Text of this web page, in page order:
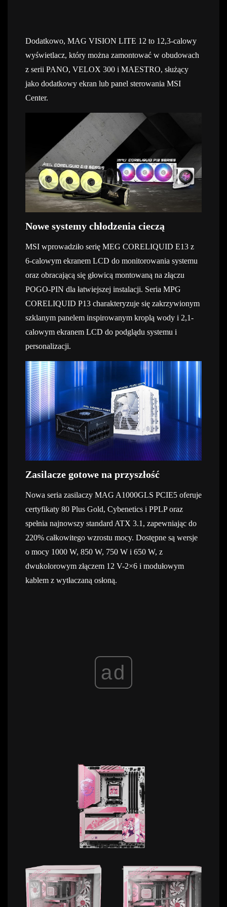
Dodatkowo, MAG VISION LITE 12 to 12,3-calowy
wyświetlacz, który można zamontować w obudowach
z serii PANO, VELOX 300 i MAESTRO, służący
jako dodatkowy ekran lub panel sterowania MSI
Center.
Nowe systemy chłodzenia cieczą
MSI wprowadziło serię MEG CORELIQUID E13 z
6-calowym ekranem LCD do monitorowania systemu
oraz obracającą się głowicą montowaną na złączu
POGO-PIN dla łatwiejszej instalacji. Seria MPG
CORELIQUID P13 charakteryzuje się zakrzywionym
szklanym panelem inspirowanym kroplą wody i 2,1-
calowym ekranem LCD do podglądu systemu i
personalizacji.
Zasilacze gotowe na przyszłość
Nowa seria zasilaczy MAG A1000GLS PCIE5 oferuje
certyfikaty 80 Plus Gold, Cybenetics i PPLP oraz
spełnia najnowszy standard ATX 3.1, zapewniając do
220% całkowitego wzrostu mocy. Dostępne są wersje
o mocy 1000 W, 850 W, 750 W i 650 W, z
dwukolorowym złączem 12 V-2×6 i modułowym
kablem z wytłaczaną osłoną.
ad